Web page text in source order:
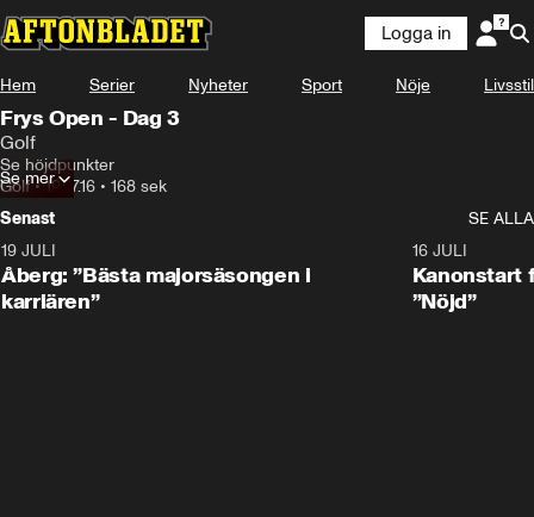
Logga in
Hem Serier Nyheter Sport Nöje Livsstil
Frys Open - Dag 3
Golf
Se höjdpunkter
Golf•19.07.16 • 168 sek
Se mer
Senast
SE ALLA
19 JULI
Åberg: ”Bästa majorsäsongen i
karriären”
16 JULI
Kanonstart
”Nöjd”